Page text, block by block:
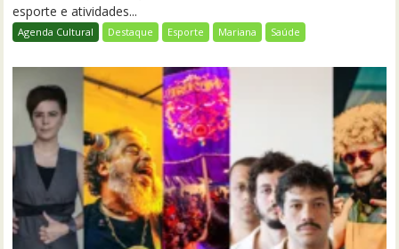
esporte e atividades...
Agenda Cultural Destaque Esporte Mariana Saúde